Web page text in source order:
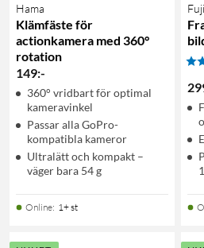
Hama
Klämfäste för
actionkamera med 360°
rotation
149:-
360° vridbart för optimal
kameravinkel
Passar alla GoPro-
kompatibla kameror
Ultralätt och kompakt –
väger bara 54 g
Online: 1+ st